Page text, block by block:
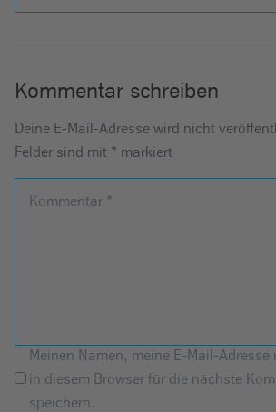
Kommentar schreiben
Deine E-Mail-Adresse wird nicht
Felder sind mit * markiert
Kommentar *
Meinen Namen, meine E-Mail-Adresse
in diesem Browser für die nächste
speichern.